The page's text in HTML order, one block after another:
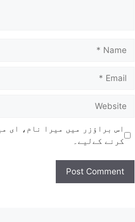
اس براؤزر میں میرا نام، ای
کرنے کےلیے۔